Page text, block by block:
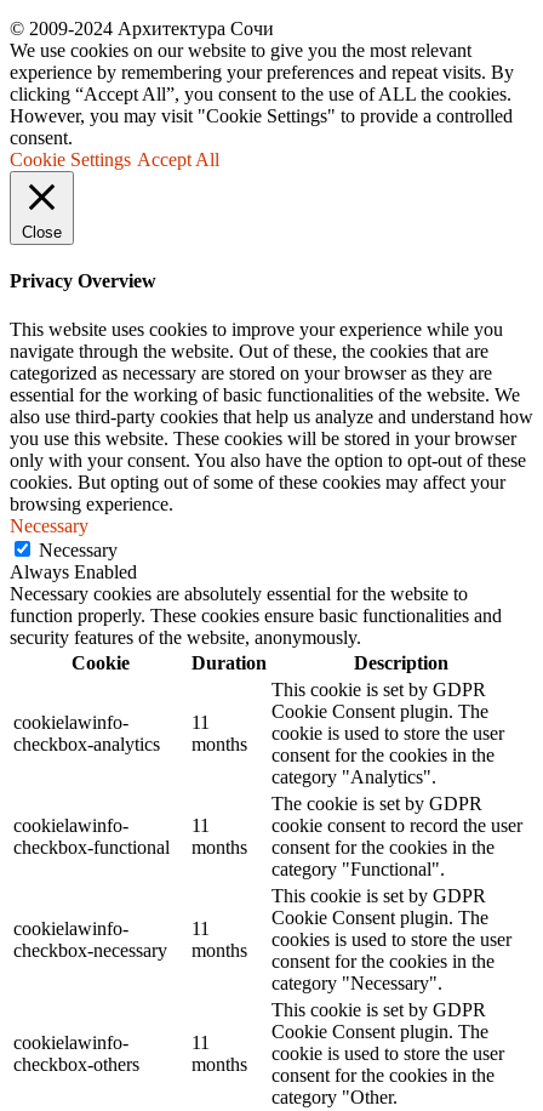
© 2009-2024 Архитектура Сочи
We use cookies on our website to give you the most relevant
experience by remembering your preferences and repeat visits. By
clicking “Accept All”, you consent to the use of ALL the cookies.
However, you may visit "Cookie Settings" to provide a controlled
consent.
Cookie Settings Accept All
Close
Privacy Overview
This website uses cookies to improve your experience while you
navigate through the website. Out of these, the cookies that are
categorized as necessary are stored on your browser as they are
essential for the working of basic functionalities of the website. We
also use third-party cookies that help us analyze and understand how
you use this website. These cookies will be stored in your browser
only with your consent. You also have the option to opt-out of these
cookies. But opting out of some of these cookies may affect your
browsing experience.
Necessary
Necessary
Always Enabled
Necessary cookies are absolutely essential for the website to
function properly. These cookies ensure basic functionalities and
security features of the website, anonymously.
Cookie
Duration Description
cookielawinfo-
checkbox-analytics
11
months
This cookie is set by GDPR
Cookie Consent plugin. The
cookie is used to store the user
consent for the cookies in the
category "Analytics".
cookielawinfo-
checkbox-functional
11
months
The cookie is set by GDPR
cookie consent to record the user
consent for the cookies in the
category "Functional".
cookielawinfo-
checkbox-necessary
11
months
This cookie is set by GDPR
Cookie Consent plugin. The
cookies is used to store the user
consent for the cookies in the
category "Necessary".
cookielawinfo-
checkbox-others
11
months
This cookie is set by GDPR
Cookie Consent plugin. The
cookie is used to store the user
consent for the cookies in the
category "Other.